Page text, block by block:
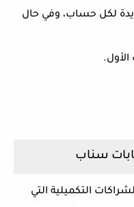
لكل حساب، وفي حال
سناب
التكميلية التي